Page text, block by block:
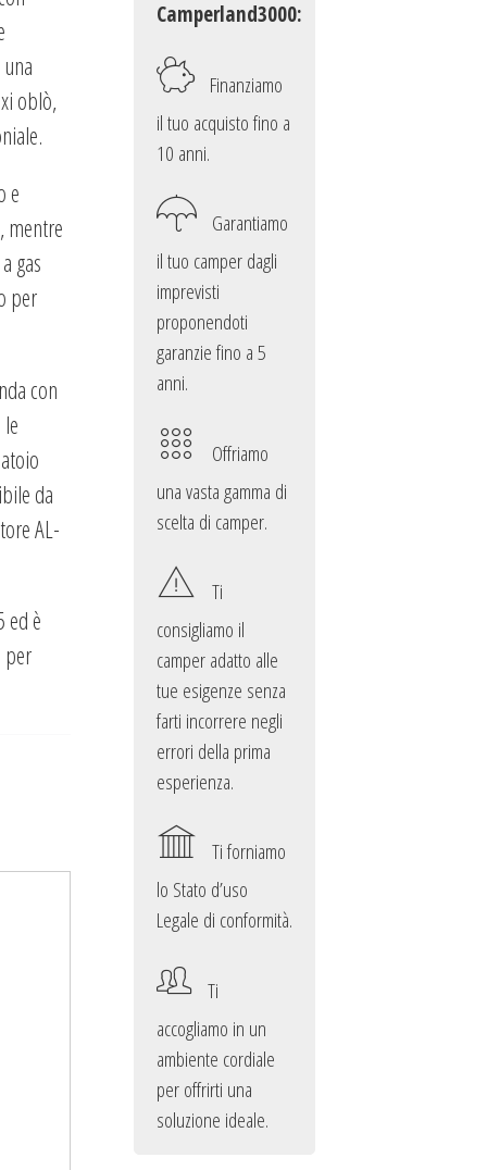
oblò,
e
mentre
gas
per
con
da
AL-
ed è
per
Camperland3000:
Finanziamo
il tuo acquisto fino a
10 anni.
Garantiamo
il tuo camper dagli
imprevisti
proponendoti
garanzie fino a 5
anni.
Offriamo
una vasta gamma di
scelta di camper.
Ti
consigliamo il
camper adatto alle
tue esigenze senza
farti incorrere negli
errori della prima
esperienza.
Ti forniamo
lo Stato d’uso
Legale di conformità.
Ti
accogliamo in un
ambiente cordiale
per offrirti una
soluzione ideale.